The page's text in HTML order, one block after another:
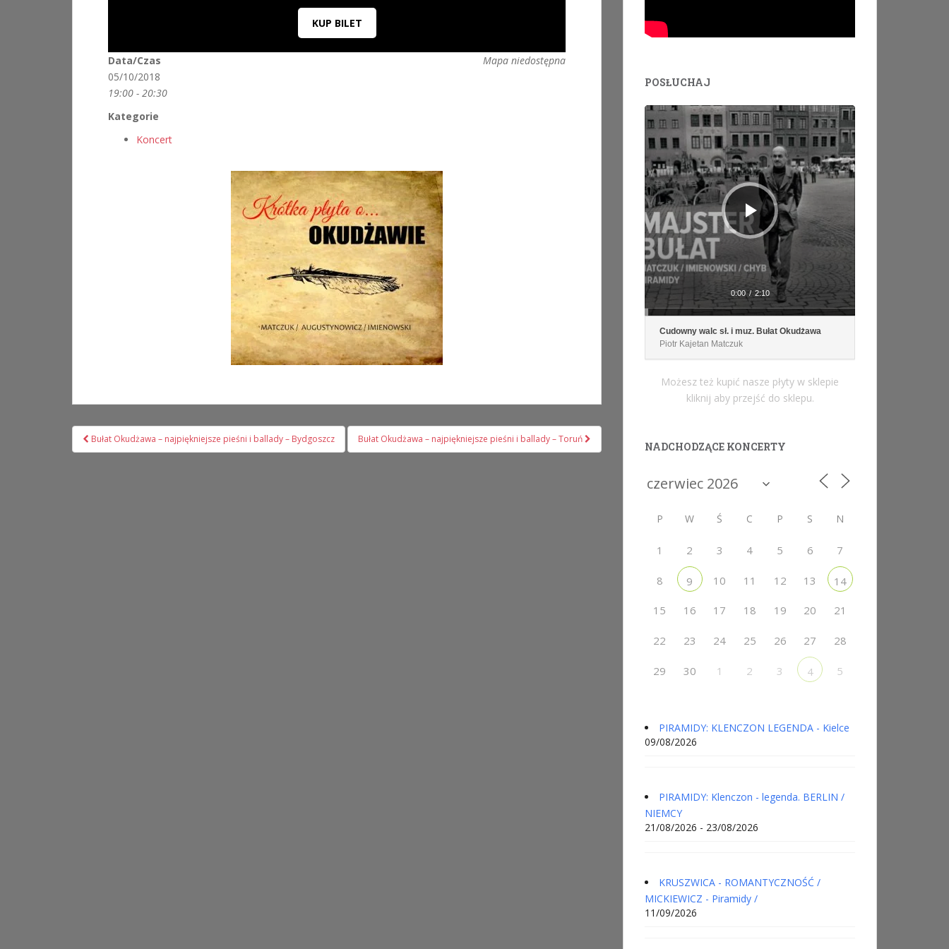
KUP BILET
Mapa niedostępna
Data/Czas
05/10/2018
19:00 - 20:30
Kategorie
Koncert
Nawigacja
wpisu
Bułat Okudżawa – najpiękniejsze pieśni i ballady – Bydgoszcz Bułat Okudżawa – najpiękniejsze pieśni i ballady – Toruń
POSŁUCHAJ
Odtwarzacz
plików
dźwiękowych
0:00 / 2:10
Cudowny walc sł. i muz. Bułat Okudżawa
Piotr Kajetan Matczuk
Możesz też kupić nasze płyty w sklepie
kliknij aby przejść do sklepu.
NADCHODZĄCE KONCERTY
P W Ś C P S N
1 2 3 4 5 6 7
8 9 10 11 12 13 14
15 16 17 18 19 20 21
22 23 24 25 26 27 28
29 30 1 2 3 4 5
PIRAMIDY: KLENCZON LEGENDA - Kielce
09/08/2026
PIRAMIDY: Klenczon - legenda. BERLIN /
NIEMCY
21/08/2026 - 23/08/2026
KRUSZWICA - ROMANTYCZNOŚĆ /
MICKIEWICZ - Piramidy /
11/09/2026